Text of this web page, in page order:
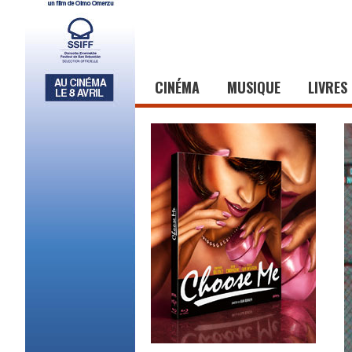
CINÉMA MUSIQUE LIVRES